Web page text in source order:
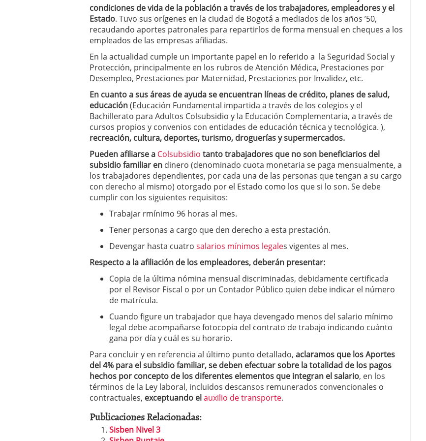
2025
condiciones de vida de la población a través de los trabajadores, empleadores y el
Estado. Tuvo sus orígenes en la ciudad de Bogotá a mediados de los años ’50,
recaudando aportes patronales para repartirlos de forma mensual en cheques a los
empleados de las empresas afiliadas.
En la actualidad cumple un importante papel en lo referido a la Seguridad Social y
Protección, principalmente en los rubros de Atención Médica, Prestaciones por
Desempleo, Prestaciones por Maternidad, Prestaciones por Invalidez, etc.
En cuanto a sus áreas de ayuda se encuentran líneas de crédito, planes de salud,
educación(Educación Fundamental impartida a través de los colegios y el
Bachillerato para Adultos Colsubsidio y la Educación Complementaria, a través de
cursos propios y convenios con entidades de educación técnica y tecnológica. ),
recreación, cultura, deportes, turismo, droguerías y supermercados.
Pueden afiliarse a Colsubsidio tanto trabajadores que no son beneficiarios del
subsidio familiar en dinero (denominado cuota monetaria se paga mensualmente, a
los trabajadores dependientes, por cada una de las personas que tengan a su cargo
con derecho al mismo) otorgado por el Estado como los que si lo son. Se debe
cumplir con los siguientes requisitos:
Trabajar rmínimo 96 horas al mes.
Tener personas a cargo que den derecho a esta prestación.
Devengar hasta cuatro salarios mínimos legales vigentes al mes.
Respecto a la afiliación de los empleadores, deberán presentar:
Copia de la última nómina mensual discriminadas, debidamente certificada
por el Revisor Fiscal o por un Contador Público quien debe indicar el número
de matrícula.
Cuando figure un trabajador que haya devengado menos del salario mínimo
legal debe acompañarse fotocopia del contrato de trabajo indicando cuánto
gana por día y cuál es su horario.
Para concluir y en referencia al último punto detallado, aclaramos que los Aportes
del 4% para el subsidio familiar, se deben efectuar sobre la totalidad de los pagos
hechos por concepto de los diferentes elementos que integran el salario, en los
términos de la Ley laboral, incluidos descansos remunerados convencionales o
contractuales, exceptuando elauxilio de transporte.
Publicaciones Relacionadas:
Sisben Nivel 3